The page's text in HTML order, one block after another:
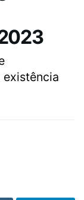
existência